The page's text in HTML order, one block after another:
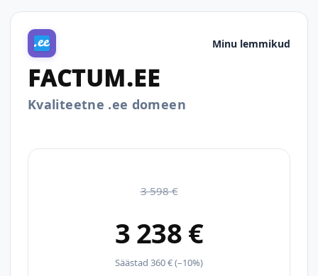
Minu lemmikud
FACTUM.EE
Kvaliteetne .ee domeen
3 598 €
3 238 €
Säästad 360 € (–10%)